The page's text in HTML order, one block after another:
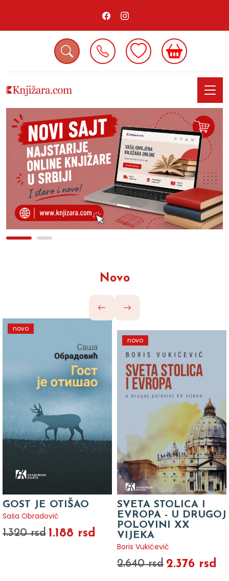
Novo
novo
GOST JE OTIŠAO
Saša Obradović
1.320 rsd 1.188 rsd
novo
SVETA STOLICA I
EVROPA - U DRUGOJ
POLOVINI XX
VIJEKA
Boris Vukićević
2.640 rsd 2.376 rsd